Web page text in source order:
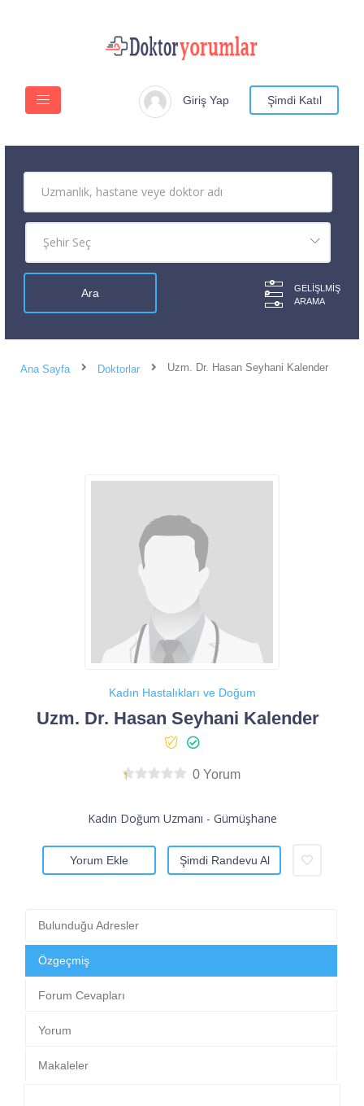
Giriş Yap Şimdi Katıl
GELIŞLMIŞ
ARAMA
Ana Sayfa Doktorlar Uzm. Dr. Hasan Seyhani Kalender
Kadın Hastalıkları ve Doğum
Uzm. Dr. Hasan Seyhani Kalender
0 Yorum
Kadın Doğum Uzmanı - Gümüşhane
Yorum Ekle Şimdi Randevu Al
Bulunduğu Adresler
Özgeçmiş
Forum Cevapları
Yorum
Makaleler